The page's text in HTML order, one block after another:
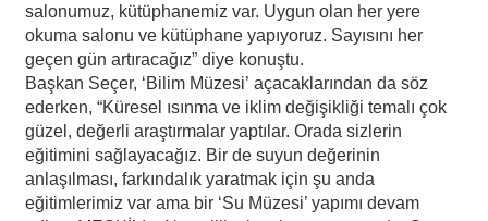
salonumuz, kütüphanemiz var. Uygun olan her yere
okuma salonu ve kütüphane yapıyoruz. Sayısını her
geçen gün artıracağız” diye konuştu.
Başkan Seçer, ‘Bilim Müzesi’ açacaklarından da söz
ederken, “Küresel ısınma ve iklim değişikliği temalı çok
güzel, değerli araştırmalar yaptılar. Orada sizlerin
eğitimini sağlayacağız. Bir de suyun değerinin
anlaşılması, farkındalık yaratmak için şu anda
eğitimlerimiz var ama bir ‘Su Müzesi’ yapımı devam